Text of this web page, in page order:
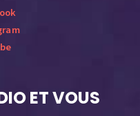
ET VOUS